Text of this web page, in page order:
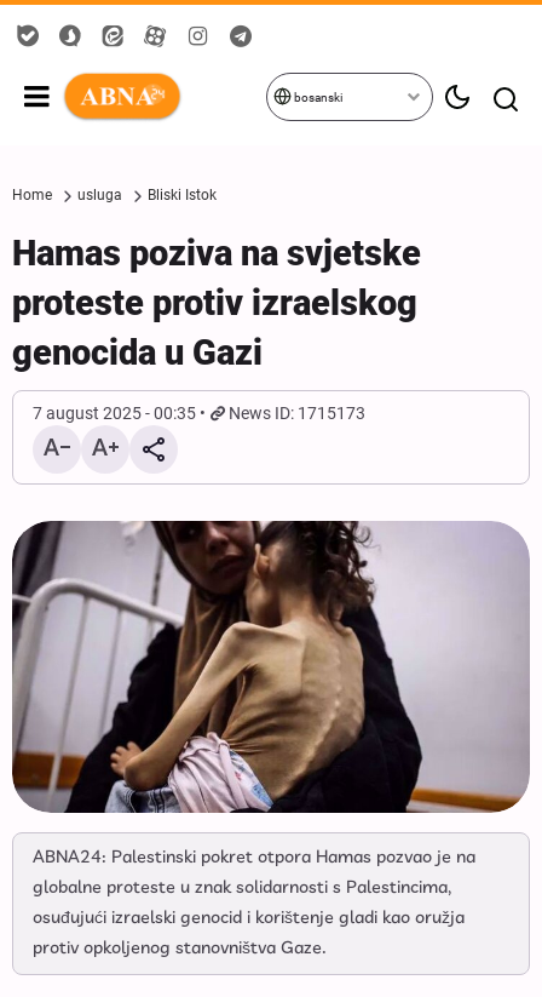
bosanski
Home usluga Bliski Istok
Hamas poziva na svjetske
proteste protiv izraelskog
genocida u Gazi
7 august 2025 - 00:35 News ID: 1715173
ABNA24: Palestinski pokret otpora Hamas pozvao je na
globalne proteste u znak solidarnosti s Palestincima,
osuđujući izraelski genocid i korištenje gladi kao oružja
protiv opkoljenog stanovništva Gaze.